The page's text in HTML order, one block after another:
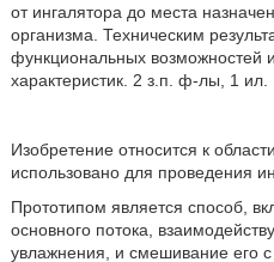
от ингалятора до места
организма. Техническим
функциональных возможностей
характеристик. 2 з.п. ф-лы, 1 ил.
Изобретение относится к
использовано для проведения
Прототипом является способ,
основного потока,
увлажнения, и смешивание его